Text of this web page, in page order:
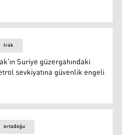
petrol sevkiyatına
Irak
Suriye güzergahındaki
sevkiyatına güvenlik engeli
ortadoğu